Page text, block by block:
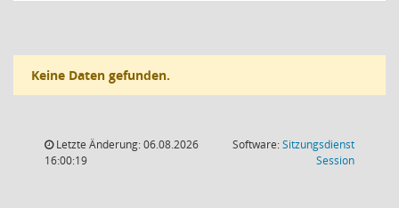
Keine Daten gefunden.
Letzte Änderung: 06.08.2026
16:00:19
Software:Sitzungsdienst
Session(Wird in